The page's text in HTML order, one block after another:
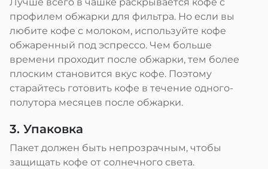
Лучше всего в чашке раскрывается кофе с
профилем обжарки для фильтра. Но если вы
любите кофе с молоком, используйте кофе
обжаренный под эспрессо. Чем больше
времени проходит после обжарки, тем более
плоским становится вкус кофе. Поэтому
старайтесь готовить кофе в течение одного-
полутора месяцев после обжарки.
3. Упаковка
Пакет должен быть непрозрачным, чтобы
защищать кофе от солнечного света.